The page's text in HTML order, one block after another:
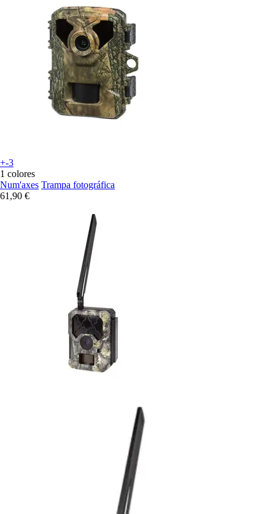
+-3
1 colores
Num'axes Trampa fotográfica
61,90 €